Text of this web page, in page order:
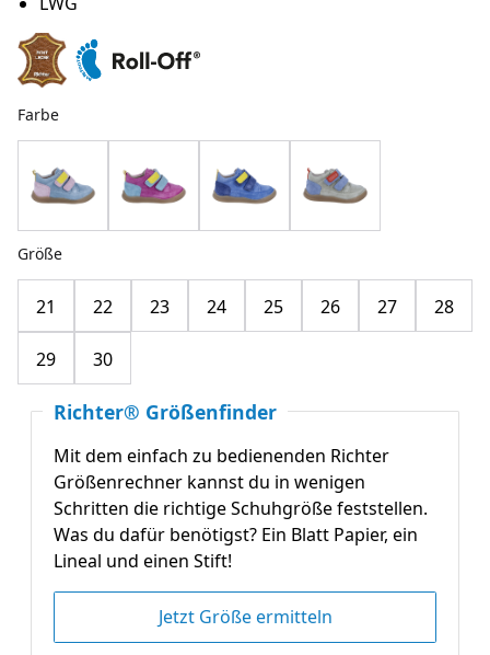
Farbe
Größe
21 22 23 24 25 26 27 28
29 30
Richter® Größenfinder
Mit dem einfach zu bedienenden Richter
Größenrechner kannst du in wenigen
Schritten die richtige Schuhgröße feststellen.
Was du dafür benötigst? Ein Blatt Papier, ein
Lineal und einen Stift!
Jetzt Größe ermitteln